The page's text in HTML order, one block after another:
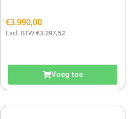
€3.990,00
Excl. BTW:€3.297,52
Voeg toe